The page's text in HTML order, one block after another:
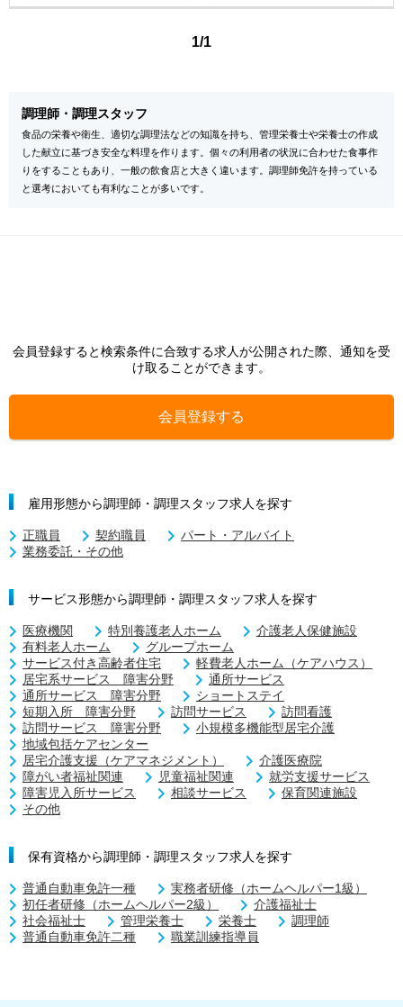
1/1
調理師・調理スタッフ
食品の栄養や衛生、適切な調理法などの知識を持ち、管理栄養士や栄養士の作成
した献立に基づき安全な料理を作ります。個々の利用者の状況に合わせた食事作
りをすることもあり、一般の飲食店と大きく違います。調理師免許を持っている
と選考においても有利なことが多いです。
会員登録すると検索条件に合致する求人が公開された際、通知を受
け取ることができます。
会員登録する
雇用形態から調理師・調理スタッフ求人を探す
正職員 契約職員
パート・アルバイト
業務委託・その他
サービス形態から調理師・調理スタッフ求人を探す
医療機関 特別養護老人ホーム
介護老人保健施設
有料老人ホーム
グループホーム
サービス付き高齢者住宅
軽費老人ホーム（ケアハウス）
居宅系サービス 障害分野
通所サービス
通所サービス 障害分野
ショートステイ
短期入所 障害分野
訪問サービス
訪問看護
訪問サービス 障害分野
小規模多機能型居宅介護
地域包括ケアセンター
居宅介護支援（ケアマネジメント）
介護医療院
障がい者福祉関連
児童福祉関連
就労支援サービス
障害児入所サービス
相談サービス
保育関連施設
その他
保有資格から調理師・調理スタッフ求人を探す
普通自動車免許一種
実務者研修（ホームヘルパー1級）
初任者研修（ホームヘルパー2級）
介護福祉士
社会福祉士
管理栄養士 栄養士
調理師
普通自動車免許二種
職業訓練指導員